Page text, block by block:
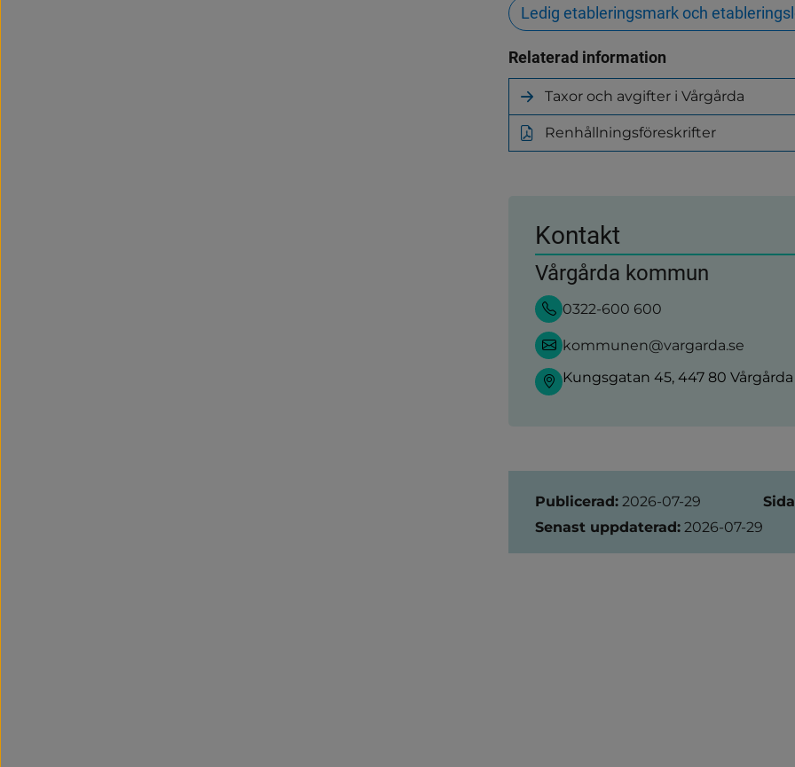
Ledig etableringsmark och
Relaterad information
Taxor och avgifter i Vårgårda
Renhållningsföreskrifter
(pdf,
220.8kB)
Kontakt
Vårgårda kommun
0322-600 600
kommunen@vargarda.se
Kungsgatan 45, 447 80 Vårgårda
Sidinformation
Publicerad: 2026-07-29
Senast uppdaterad: 2026-07-29